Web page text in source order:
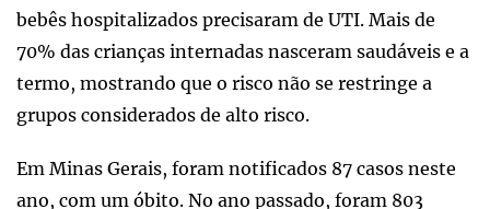
bebês hospitalizados precisaram de UTI. Mais de
70% das crianças internadas nasceram saudáveis e a
termo, mostrando que o risco não se restringe a
grupos considerados de alto risco.
Em Minas Gerais, foram notificados 87 casos neste
ano, com um óbito. No ano passado, foram 803